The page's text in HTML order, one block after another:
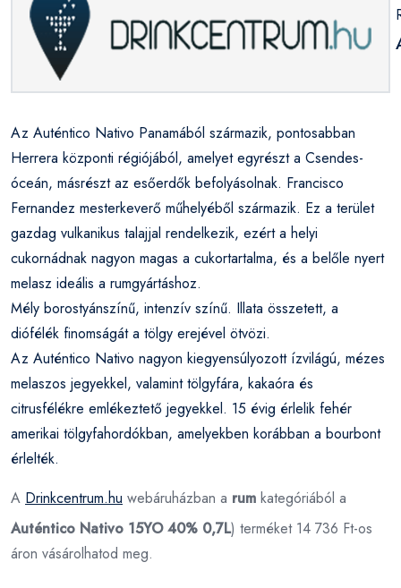
Az Auténtico Nativo Panamából származik, pontosabban
Herrera központi régiójából, amelyet egyrészt a Csendes-
óceán, másrészt az esőerdők befolyásolnak. Francisco
Fernandez mesterkeverő műhelyéből származik. Ez a terület
gazdag vulkanikus talajjal rendelkezik, ezért a helyi
cukornádnak nagyon magas a cukortartalma, és a belőle nyert
melasz ideális a rumgyártáshoz.
Mély borostyánszínű, intenzív színű. Illata összetett, a
diófélék finomságát a tölgy erejével ötvözi.
Az Auténtico Nativo nagyon kiegyensúlyozott ízvilágú, mézes
melaszos jegyekkel, valamint tölgyfára, kakaóra és
citrusfélékre emlékeztető jegyekkel. 15 évig érlelik fehér
amerikai tölgyfahordókban, amelyekben korábban a bourbont
érlelték.
A Drinkcentrum.hu webáruházban a rum kategóriából a
Auténtico Nativo 15YO 40% 0,7L) terméket 14 736 Ft-os
áron vásárolhatod meg.